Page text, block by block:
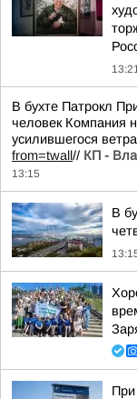
В бухте Патрокл
человек Компания
усилившегося ветра
from=twall// КП -
13:15
В
При